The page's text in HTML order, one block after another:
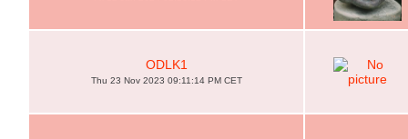
ODLK1
Thu 23 Nov 2023 09:11:14 PM CET